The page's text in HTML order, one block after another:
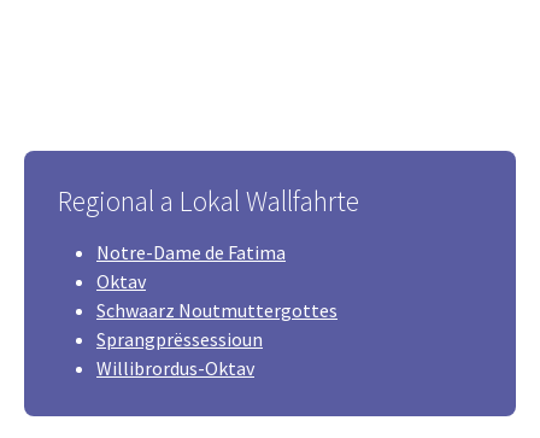
Regional a Lokal Wallfahrte
Notre-Dame de Fatima
Oktav
Schwaarz Noutmuttergottes
Sprangprëssessioun
Willibrordus-Oktav